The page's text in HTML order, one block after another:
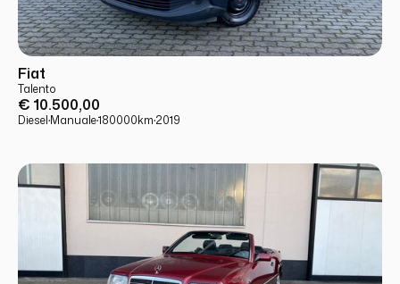
USATO
Fiat
Talento
€ 10.500,00
Diesel·Manuale·180000km·2019